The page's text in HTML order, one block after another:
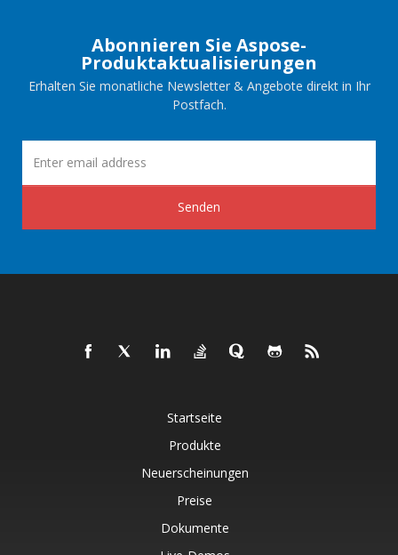
Abonnieren Sie Aspose-
Produktaktualisierungen
Erhalten Sie monatliche Newsletter & Angebote direkt in Ihr
Postfach.
Senden
Startseite
Produkte
Neuerscheinungen
Preise
Dokumente